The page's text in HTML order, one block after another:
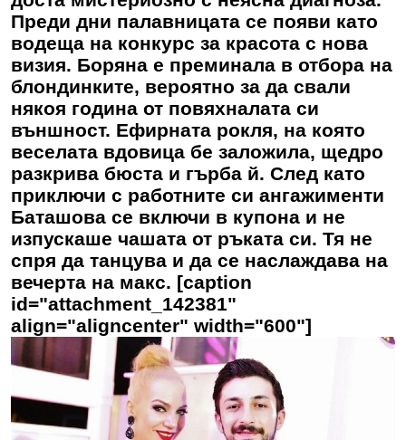
Преди дни палавницата се появи като
водеща на конкурс за красота с нова
визия. Боряна е преминала в отбора на
блондинките, вероятно за да свали
някоя годинa от повяхналата си
външност. Ефирната рокля, на която
веселата вдовица бе заложила, щедро
разкрива бюста и гърба й. След като
приключи с работните си ангажименти
Баташова се включи в купона и не
изпускаше чашата от ръката си. Тя не
спря да танцува и да се наслаждава на
вечерта на макс. [caption
id="attachment_142381"
align="aligncenter" width="600"]